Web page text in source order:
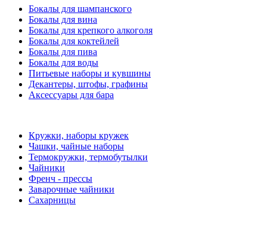
Бокалы для шампанского
Бокалы для вина
Бокалы для крепкого алкоголя
Бокалы для коктейлей
Бокалы для пива
Бокалы для воды
Питьевые наборы и кувшины
Декантеры, штофы, графины
Аксессуары для бара
Кружки, наборы кружек
Чашки, чайные наборы
Термокружки, термобутылки
Чайники
Френч - прессы
Заварочные чайники
Сахарницы